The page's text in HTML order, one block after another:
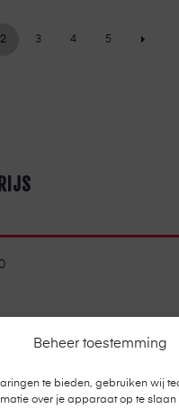
Beheer toestemming
te bieden, gebruiken wij
over je apparaat op te slaan
2 3 4 5